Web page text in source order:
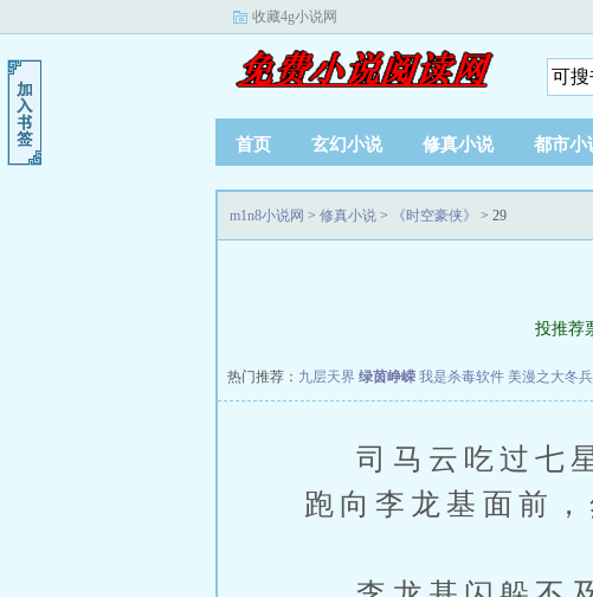
收藏4g小说网
首页 玄幻小说 修真小说 都市小
m1n8小说网 > 修真小说 > 《时空豪侠》 > 29
投推荐
热门推荐： 九层天界 绿茵峥嵘 我是杀毒软件 美漫之大冬兵
司马云吃过七星
跑向李龙基面前